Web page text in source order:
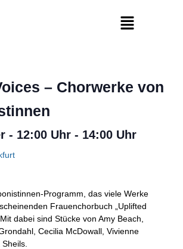
– Chorwerke von
- 12:00 Uhr - 14:00 Uhr
Programm, das viele Werke
Frauenchorbuch „Uplifted
dabei sind Stücke von Amy Beach,
Cecilia McDowall, Vivienne